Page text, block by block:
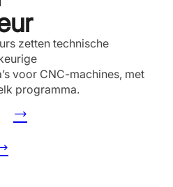
zetten technische
voor CNC-machines, met
programma.